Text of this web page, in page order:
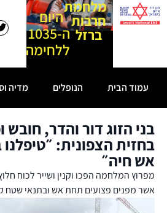
מלחמת
חרבות
ברזל
היום
ה-1035
ללחימה
עמוד הבית הנופלים מדיה
בני הזוג דור והדר,
בחזית הצפונית:
אש חיה״
מפרוץ המלחמה הפכו וקנין ושייר לכוח
אשר מפנים פצועים תחת אש ובתנאי שטח